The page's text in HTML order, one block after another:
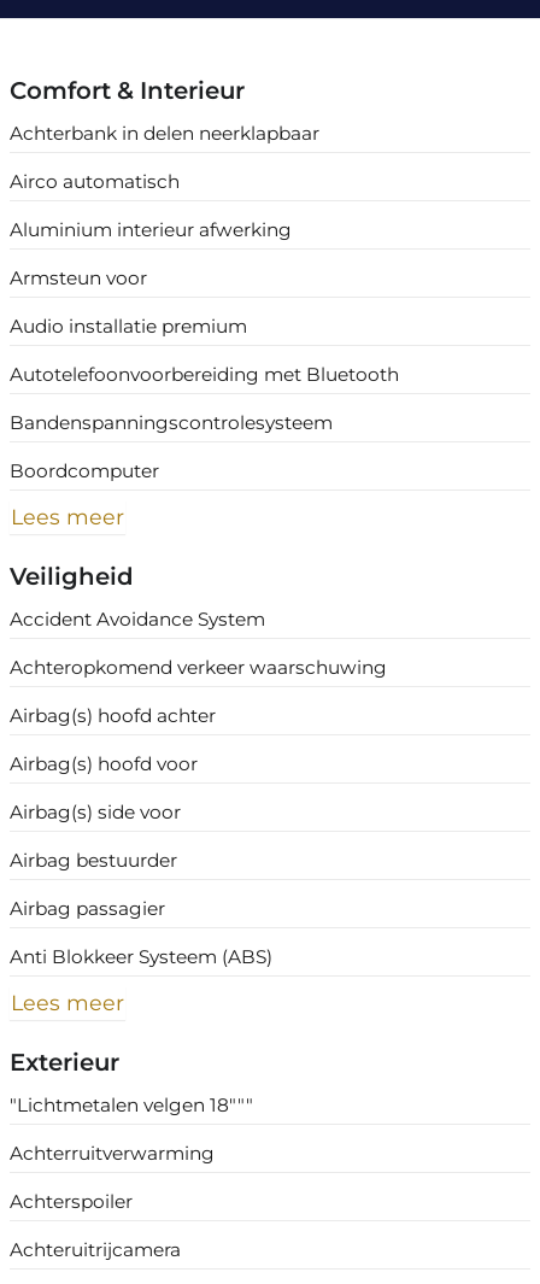
Comfort & Interieur
Achterbank in delen neerklapbaar
Airco automatisch
Aluminium interieur afwerking
Armsteun voor
Audio installatie premium
Autotelefoonvoorbereiding met Bluetooth
Bandenspanningscontrolesysteem
Boordcomputer
Lees meer
Veiligheid
Accident Avoidance System
Achteropkomend verkeer waarschuwing
Airbag(s) hoofd achter
Airbag(s) hoofd voor
Airbag(s) side voor
Airbag bestuurder
Airbag passagier
Anti Blokkeer Systeem (ABS)
Lees meer
Exterieur
"Lichtmetalen velgen 18"""
Achterruitverwarming
Achterspoiler
Achteruitrijcamera